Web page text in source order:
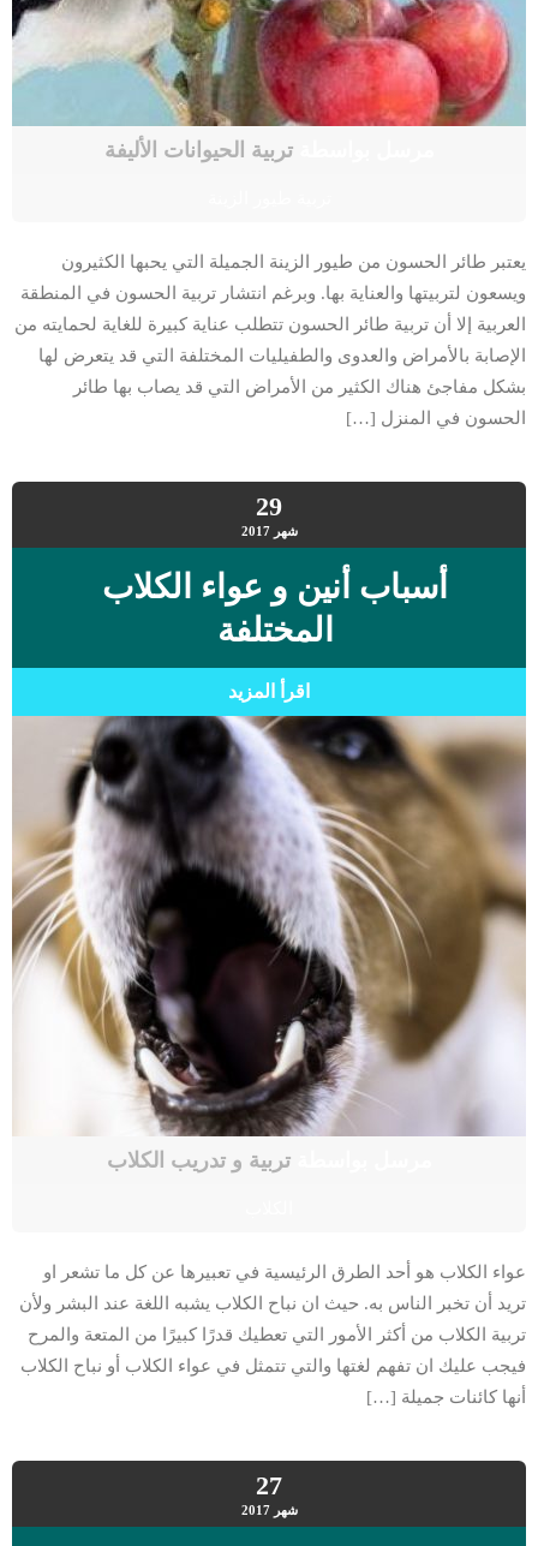
مرسل بواسطةتربية الحيوانات الأليفة
يعتبر طائر الحسون من طيور الزينة الجميلة التي يحبها الكثيرون
ويسعون لتربيتها والعناية بها. وبرغم انتشار تربية الحسون في المنطقة
العربية إلا أن تربية طائر الحسون تتطلب عناية كبيرة للغاية لحمايته من
الإصابة بالأمراض والعدوى والطفيليات المختلفة التي قد يتعرض لها
بشكل مفاجئ هناك الكثير من الأمراض التي قد يصاب بها طائر
الحسون في المنزل […]
29
شهر2017
أسباب أنين و عواء الكلاب
المختلفة
اقرأ المزيد
مرسل بواسطةتربية و تدريب الكلاب
عواء الكلاب هو أحد الطرق الرئيسية في تعبيرها عن كل ما تشعر او
تريد أن تخبر الناس به. حيث ان نباح الكلاب يشبه اللغة عند البشر ولأن
تربية الكلاب من أكثر الأمور التي تعطيك قدرًا كبيرًا من المتعة والمرح
فيجب عليك ان تفهم لغتها والتي تتمثل في عواء الكلاب أو نباح الكلاب
أنها كائنات جميلة […]
27
شهر2017